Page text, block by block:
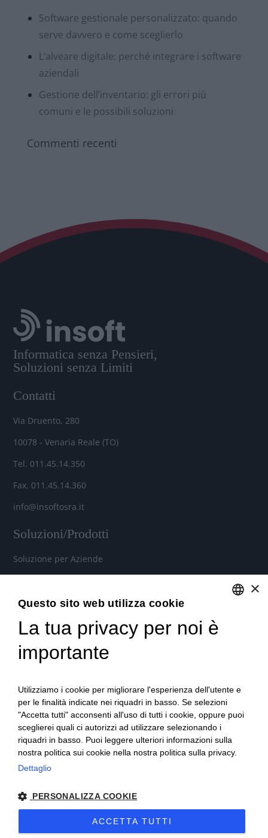
Software gestionale personalizzato: quando
serve davvero e come sceglierlo
L’alveare digitale: perché integrare i software
aziendali
Gestione dell’inventario: gli errori più
comuni e le possibili soluzioni
Commenti recenti
Informatica senza Pensieri,
Soluzioni senza Limiti
Contatti
Via Druento, 280
10078 - Venaria Reale (TO)
Tel. 011.45.14.350
Fax. 011.45.14.360
info@insoftosra.it
Soluzioni/Prodotti
Soluzione per Aziende
Soluzione per Consulenti
Servizi
Industria 4.0
Soluzioni in Cloud per aziende, commercialisti e consulenti
del lavoro
Formazione qualificata
Consulenza tecnica e organizzativa
Copyright © 2022 P. IVA 07207120010 - Nr. REA: TO-861525 -
Cap. Soc. 52.000€ -Privacy -Cookie
×
Questo sito web utilizza cookie
La tua privacy per noi è
importante
Utilizziamo i cookie per migliorare l'esperienza dell'utente e
per le finalità indicate nei riquadri in basso. Se selezioni
"Accetta tutti" acconsenti all'uso di tutti i cookie, oppure puoi
sceglierei quali ci autorizzi ad utilizzare selezionando i
riquadri in basso. Puoi leggere ulteriori informazioni sulla
nostra politica sui cookie nella nostra politica sulla privacy.
Dettaglio
PERSONALIZZA COOKIE
ACCETTA TUTTI